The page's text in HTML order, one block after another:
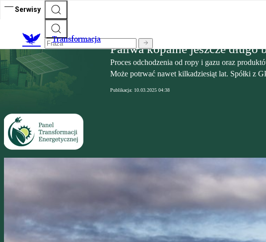
Serwisy
Transformacja
Paliwa kopalne jeszcze długo
Proces odchodzenia od ropy i gazu oraz
Może potrwać nawet kilkadziesiąt lat. Spółki z
Publikacja: 10.03.2025 04:38